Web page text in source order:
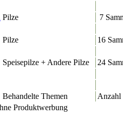
Pilze
7
Pilze
16
Speisepilze + Andere Pilze 24
Behandelte Themen
Anzahl
Produktwerbung